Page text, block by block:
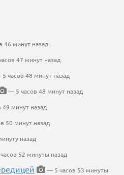
46 минут назад
47 минут назад
часов 48 минут назад
— 5 часов 48 минут назад
минут назад
50 минут назад
назад
52 минуты назад
— 5 часов 53 минуты